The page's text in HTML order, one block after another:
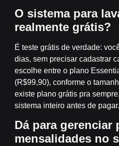
O sistema para
realmente grátis?
É teste grátis de verdade:
dias, sem precisar cadastrar
escolhe entre o plano
(R$99,90), conforme o
existe plano grátis pra
sistema inteiro antes de pagar.
Dá para gerenciar
mensalidades no